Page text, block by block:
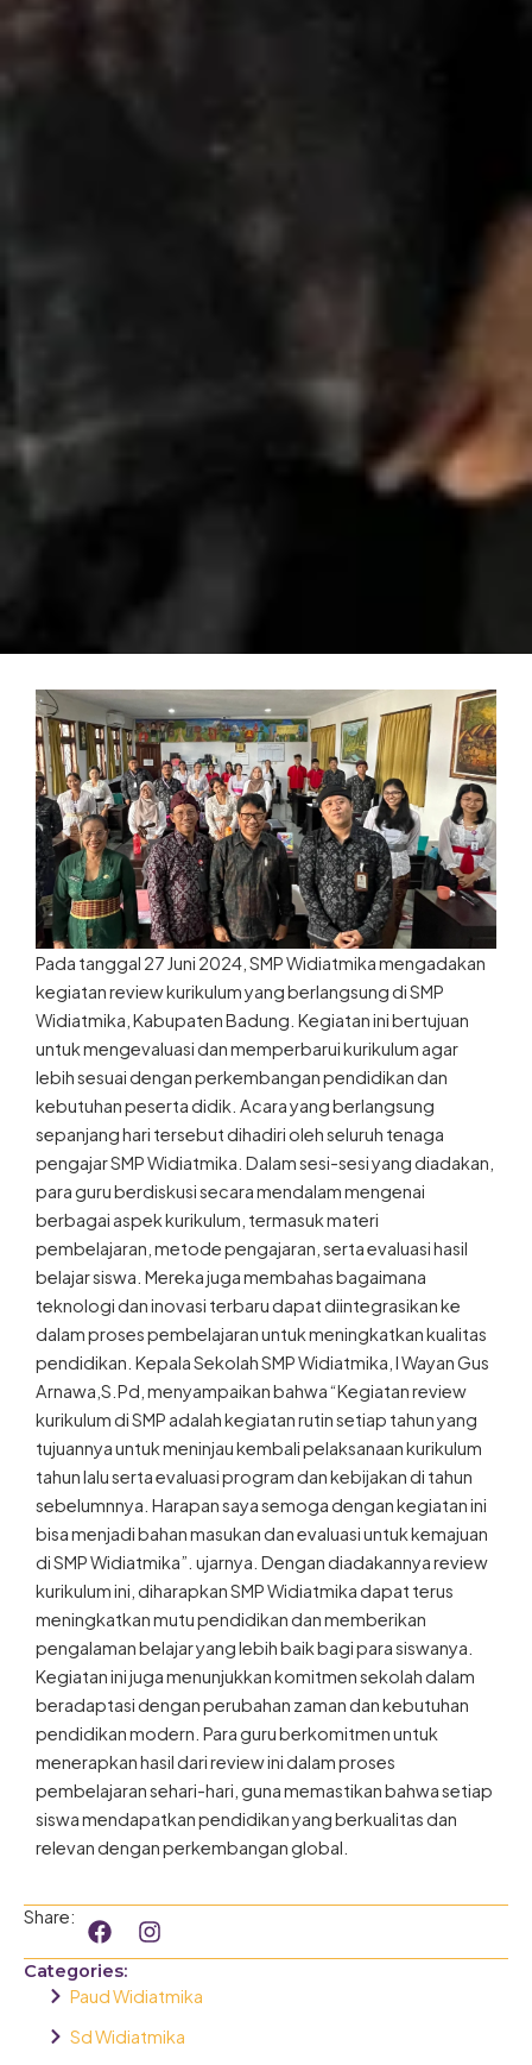
Pada tanggal 27 Juni 2024, SMP Widiatmika mengadakan
kegiatan review kurikulum yang berlangsung di SMP
Widiatmika, Kabupaten Badung. Kegiatan ini bertujuan
untuk mengevaluasi dan memperbarui kurikulum agar
lebih sesuai dengan perkembangan pendidikan dan
kebutuhan peserta didik. Acara yang berlangsung
sepanjang hari tersebut dihadiri oleh seluruh tenaga
pengajar SMP Widiatmika. Dalam sesi-sesi yang diadakan,
para guru berdiskusi secara mendalam mengenai
berbagai aspek kurikulum, termasuk materi
pembelajaran, metode pengajaran, serta evaluasi hasil
belajar siswa. Mereka juga membahas bagaimana
teknologi dan inovasi terbaru dapat diintegrasikan ke
dalam proses pembelajaran untuk meningkatkan kualitas
pendidikan. Kepala Sekolah SMP Widiatmika, I Wayan Gus
Arnawa,S.Pd, menyampaikan bahwa “Kegiatan review
kurikulum di SMP adalah kegiatan rutin setiap tahun yang
tujuannya untuk meninjau kembali pelaksanaan kurikulum
tahun lalu serta evaluasi program dan kebijakan di tahun
sebelumnnya. Harapan saya semoga dengan kegiatan ini
bisa menjadi bahan masukan dan evaluasi untuk kemajuan
di SMP Widiatmika”. ujarnya. Dengan diadakannya review
kurikulum ini, diharapkan SMP Widiatmika dapat terus
meningkatkan mutu pendidikan dan memberikan
pengalaman belajar yang lebih baik bagi para siswanya.
Kegiatan ini juga menunjukkan komitmen sekolah dalam
beradaptasi dengan perubahan zaman dan kebutuhan
pendidikan modern. Para guru berkomitmen untuk
menerapkan hasil dari review ini dalam proses
pembelajaran sehari-hari, guna memastikan bahwa setiap
siswa mendapatkan pendidikan yang berkualitas dan
relevan dengan perkembangan global.
Share:
F
a
c
e
o
I
n
s
t
g
Categories:
Paud Widiatmika
Sd Widiatmika